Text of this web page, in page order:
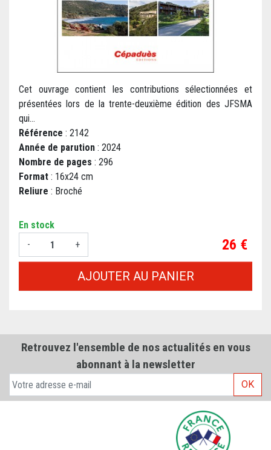
Cet ouvrage contient les contributions sélectionnées et
présentées lors de la trente-deuxième édition des JFSMA
qui...
Référence : 2142
Année de parution : 2024
Nombre de pages : 296
Format : 16x24 cm
Reliure : Broché
En stock
-
+ Prix
26 €
AJOUTER AU PANIER
Retrouvez l'ensemble de nos actualités en vous
abonnant à la newsletter
OK